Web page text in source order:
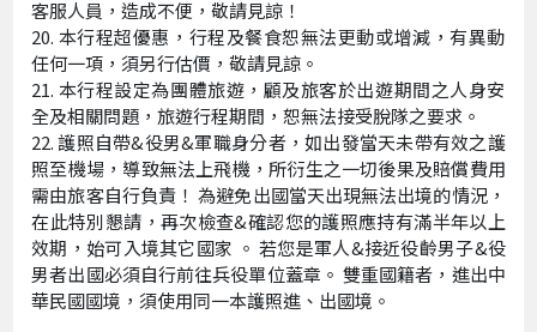
客服人員，造成不便，敬請見諒！
本行程超優惠，行程及餐食恕無法更動或增減，有異動
任何一項，須另行估價，敬請見諒。
本行程設定為團體旅遊，顧及旅客於出遊期間之人身安
全及相關問題，旅遊行程期間，恕無法接受脫隊之要求。
護照自帶&役男&軍職身分者，如出發當天未帶有效之護
照至機場，導致無法上飛機，所衍生之一切後果及賠償費用
需由旅客自行負責！ 為避免出國當天出現無法出境的情況，
在此特別懇請，再次檢查&確認您的護照應持有滿半年以上
效期，始可入境其它國家 。 若您是軍人&接近役齡男子&役
男者出國必須自行前往兵役單位蓋章。 雙重國籍者，進出中
華民國國境，須使用同一本護照進、出國境。